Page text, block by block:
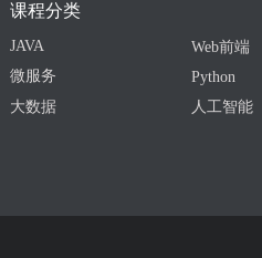
课程分类
JAVA
微服务
大数据
Web前端
Python
人工智能